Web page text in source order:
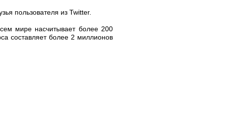
пользователя из Twitter.
мире насчитывает более 200
составляет более 2 миллионов